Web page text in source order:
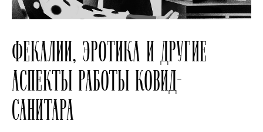
ФЕКАЛИИ, ЭРОТИКА И ДРУГИЕ
АСПЕКТЫ РАБОТЫ КОВИД-
САНИТАРА